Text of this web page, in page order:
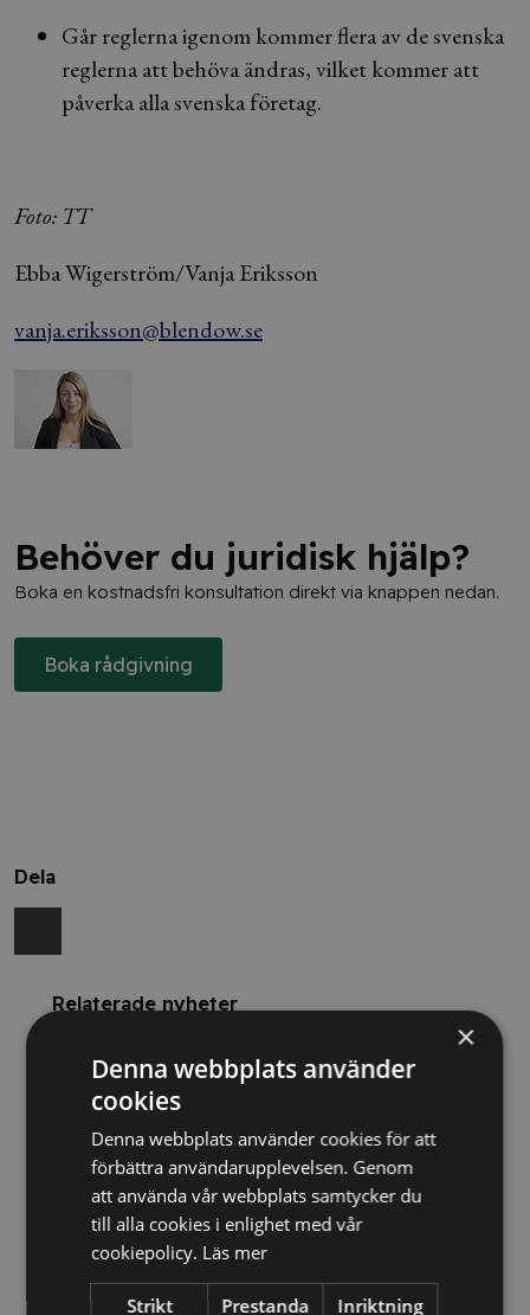
Går reglerna igenom kommer flera av de svenska
reglerna att behöva ändras, vilket kommer att
påverka alla svenska företag.
Foto: TT
Ebba Wigerström/Vanja Eriksson
vanja.eriksson@blendow.se
Behöver du juridisk hjälp?
Boka en kostnadsfri konsultation direkt via knappen nedan.
Boka rådgivning
Dela
Relaterade nyheter
13/10/2025
Nya Världsbanksregler öppnar för
svenska företag – lär dig vinna
upphandlingar med våra nya kurser
26/02/2025
Detta innebär
×
Denna webbplats använder
cookies
Denna webbplats använder cookies för att
förbättra användarupplevelsen. Genom
att använda vår webbplats samtycker du
till alla cookies i enlighet med vår
cookiepolicy. Läs mer
Strikt
Prestanda Inriktning